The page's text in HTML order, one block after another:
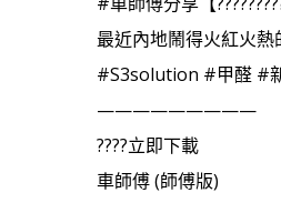
最近內地鬧得火紅火
#S3solution #甲醛 #
—————————
????立即下載
車師傅 (師傅版)